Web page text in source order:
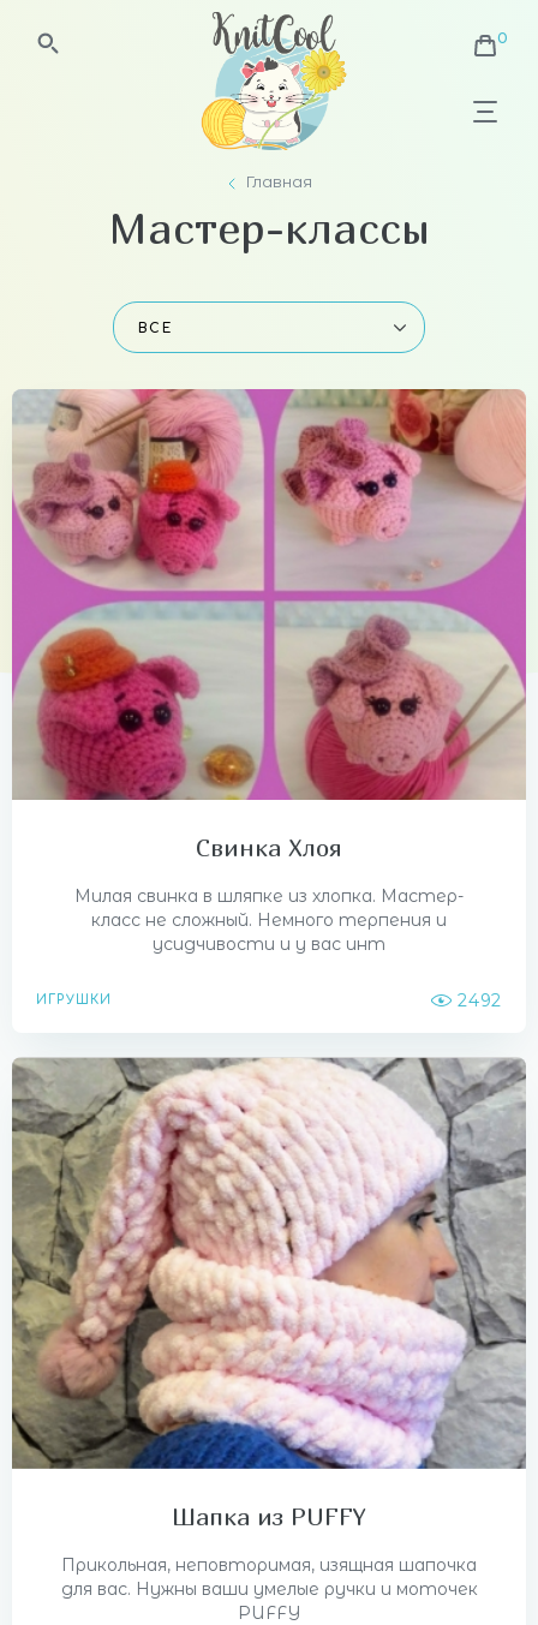
Главная
Мастер-классы
Свинка Хлоя
Милая свинка в шляпке из хлопка. Мастер-
класс не сложный. Немного терпения и
усидчивости и у вас инт
ИГРУШКИ 2492
Шапка из PUFFY
Прикольная, неповторимая, изящная шапочка
для вас. Нужны ваши умелые ручки и моточек
PUFFY